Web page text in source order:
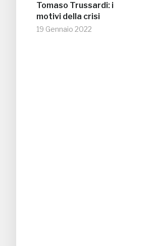
Tomaso Trussardi: i
motivi della crisi
19 Gennaio 2022